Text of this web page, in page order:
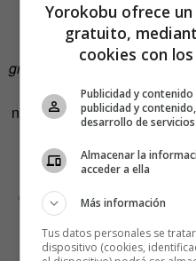
Una de las bandas que
granatensis way of life
, si
Expertos Solynieve, una
nazarí que cuenta con
Ferrón fue de los que se
del punk KGB o TNT o de
descubrir que la oferta
bendición para un
Yorokobu ofrece
gratuito,
cookies con
Publicidad y
publicidad y
desarrollo de servicios
Almacenar la
acceder a ella
Más información
Tus datos personales se
dispositivo (cookies,